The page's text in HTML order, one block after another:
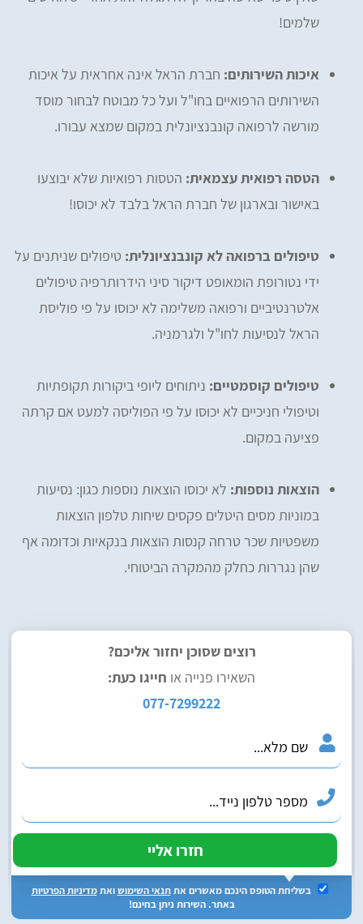
שלמים!
איכות השירותים: חברת הראל אינה אחראית על איכות
השירותים הרפואיים בחו"ל ועל כל מבוטח לבחור מוסד
מורשה לרפואה קונבנציונלית במקום שמצא עבורו.
הטסה רפואית עצמאית: הטסות רפואיות שלא יבוצעו
באישור ובארגון של חברת הראל בלבד לא יכוסו!
טיפולים ברפואה לא קונבנציונלית: טיפולים שניתנים על
ידי נטורופת הומאופט דיקור סיני הידרותרפיה טיפולים
אלטרנטיביים ורפואה משלימה לא יכוסו על פי פוליסת
הראל לנסיעות לחו"ל ולגרמניה.
טיפולים קוסמטיים: ניתוחים ליופי ביקורות תקופתיות
וטיפולי חניכיים לא יכוסו על פי הפוליסה למעט אם קרתה
פציעה במקום.
הוצאות נוספות: לא יכוסו הוצאות נוספות כגון: נסיעות
במוניות מסים היטלים פקסים שיחות טלפון הוצאות
משפטיות שכר טרחה קנסות הוצאות בנקאיות וכדומה אף
שהן נגררות כחלק מהמקרה הביטוחי.
רוצים שסוכן יחזור אליכם?
השאירו פנייה או חייגו כעת:
077-7299222
בשליחת הטופס הינכם מאשרים אתתנאי השימושואתמדיניות הפרטיות
באתר. השירות ניתן בחינם!